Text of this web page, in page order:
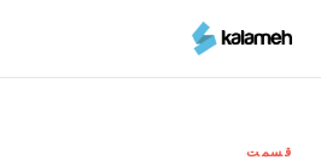
محتوای
قسمت